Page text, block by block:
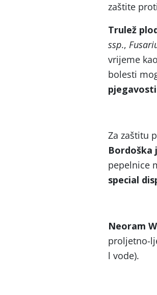
zaštite
Trulež
ssp.,
vrijeme
bolesti
pjegavosti
Za zaštitu
Bordoška
pepelnice
special
Neoram
proljetno-
l vode).